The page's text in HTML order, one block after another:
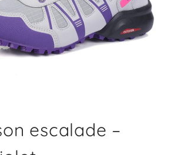
escalade –